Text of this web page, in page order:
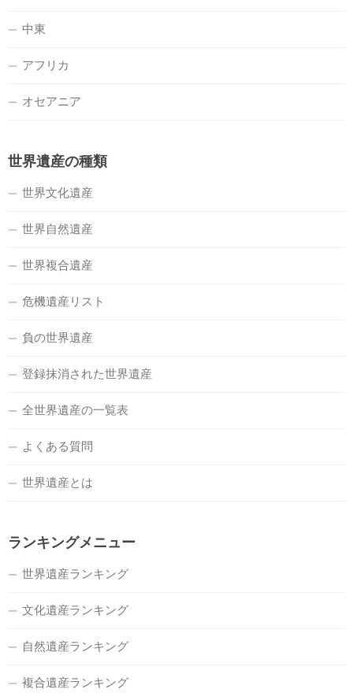
中東
アフリカ
オセアニア
世界遺産の種類
世界文化遺産
世界自然遺産
世界複合遺産
危機遺産リスト
負の世界遺産
登録抹消された世界遺産
全世界遺産の一覧表
よくある質問
世界遺産とは
ランキングメニュー
世界遺産ランキング
文化遺産ランキング
自然遺産ランキング
複合遺産ランキング